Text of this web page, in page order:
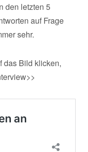
den letzten 5
auf Frage
sehr.
das Bild klicken,